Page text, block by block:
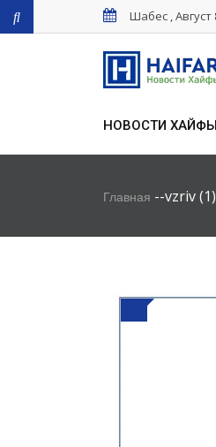
Шабес , Август
НОВОСТИ ХАЙФЫ
Главная --vzriv (1)